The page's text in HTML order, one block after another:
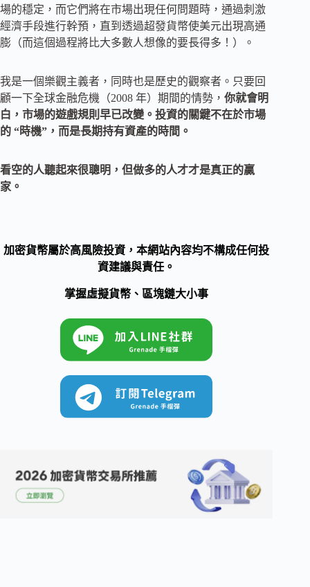
場的穩定，而它們將在市場出現任何問題時，通過刺激
經濟手段進行幹預，直到透過超發貨幣使美元出現高通
膨（而這個過程將比大多數人想像的要長得多！）。
我是一個樂觀主義者，同時也是歷史的觀察者。只要回
顧一下全球金融危機（2008 年）期間的情勢， 你就會明
白，市場的遊戲規則早已改變。投資的關鍵不在於市場
的 “時機”，而是長期持有資產的時間。
看空的人聽起來很聰明，但做多的人才才是真正的贏
家。
加密貨幣屬於高風險投資，本網站內容均不構成任何投
資建議與責任。
掌握虛擬貨幣、區塊鏈大小事